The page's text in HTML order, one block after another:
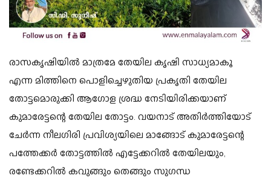
രാസകൃഷിയിൽ മാത്രമേ തേയില കൃഷി സാധ്യമാകൂ
എന്ന മിത്തിനെ പൊളിച്ചെഴുതിയ പ്രകൃതി തേയില
തോട്ടമൊരുക്കി ആഗോള ശ്രദ്ധ നേടിയിരിക്കയാണ്
കുമാരേട്ടന്റെ തേയില തോട്ടം. വയനാട് അതിർത്തിയോട്
ചേർന്ന നീലഗിരി പ്രവിശ്യയിലെ മാങ്ങോട് കുമാരേട്ടന്റെ
പത്തേക്കർ തോട്ടത്തിൽ എട്ടേക്കറിൽ തേയിലയും,
രണ്ടേക്കറിൽ കവുങ്ങും തെങ്ങും സുഗന്ധ